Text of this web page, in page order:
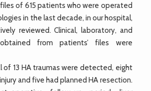
of 615 patients who were operated
in the last decade, in our hospital,
reviewed. Clinical, laboratory, and
from patients’ files were
of 13 HA traumas were detected, eight
and five had planned HA resection.